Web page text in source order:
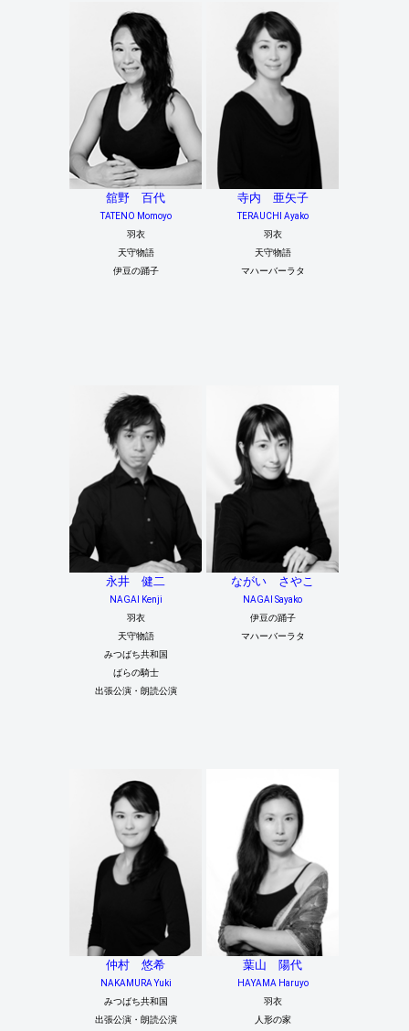
舘野 百代
TATENO Momoyo
羽衣
天守物語
伊豆の踊子
寺内 亜矢子
TERAUCHI Ayako
羽衣
天守物語
マハーバーラタ
永井 健二
NAGAI Kenji
羽衣
天守物語
みつばち共和国
ばらの騎士
出張公演・朗読公演
ながい さやこ
NAGAI Sayako
伊豆の踊子
マハーバーラタ
仲村 悠希
NAKAMURA Yuki
みつばち共和国
出張公演・朗読公演
葉山 陽代
HAYAMA Haruyo
羽衣
人形の家